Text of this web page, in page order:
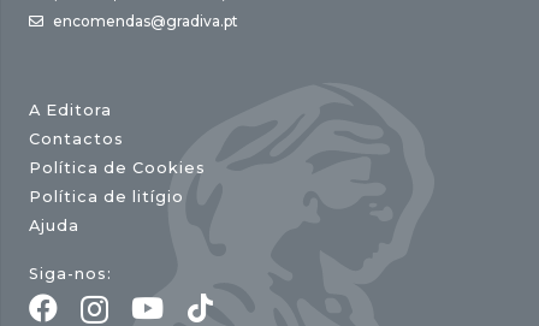
encomendas@gradiva.pt
A Editora
Contactos
Política de Cookies
Política de litígio
Ajuda
Siga-nos: